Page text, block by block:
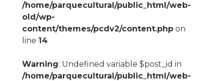
/home/parquecultural/public_html/web-
old/wp-
content/themes/pcdv2/content.phpon
line 14
Warning: Undefined variable $post_id in
/home/parquecultural/public_html/web-